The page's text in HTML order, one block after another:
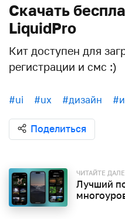
Скачать
LiquidPro
Кит доступен для
регистрации и смс :)
#ui #ux #дизайн
Поделиться
ЧИТАЙТЕ
Лучший